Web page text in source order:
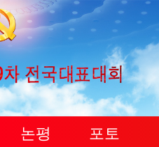
논평 포토